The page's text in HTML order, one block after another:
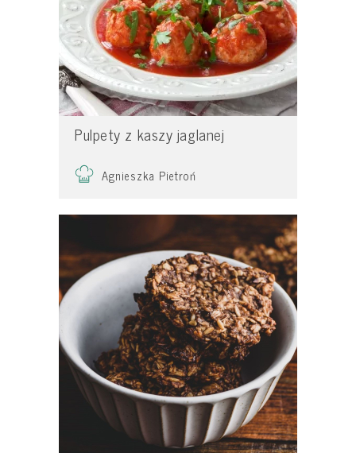
Pulpety z kaszy jaglanej
Agnieszka Pietroń